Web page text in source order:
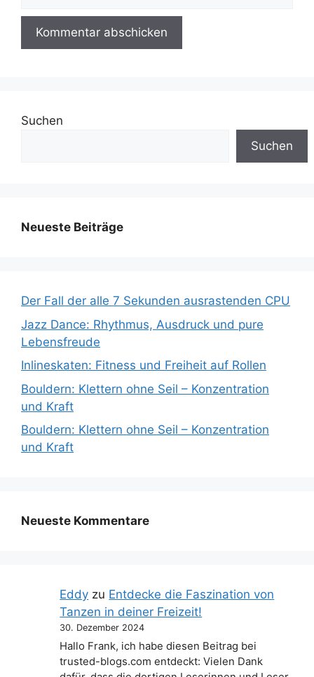
Suchen
Suchen
Neueste Beiträge
Der Fall der alle 7 Sekunden ausrastenden CPU
Jazz Dance: Rhythmus, Ausdruck und pure
Lebensfreude
Inlineskaten: Fitness und Freiheit auf Rollen
Bouldern: Klettern ohne Seil – Konzentration
und Kraft
Bouldern: Klettern ohne Seil – Konzentration
und Kraft
Neueste Kommentare
Eddy zu Entdecke die Faszination von
Tanzen in deiner Freizeit!
30. Dezember 2024
Hallo Frank, ich habe diesen Beitrag bei
trusted-blogs.com entdeckt: Vielen Dank